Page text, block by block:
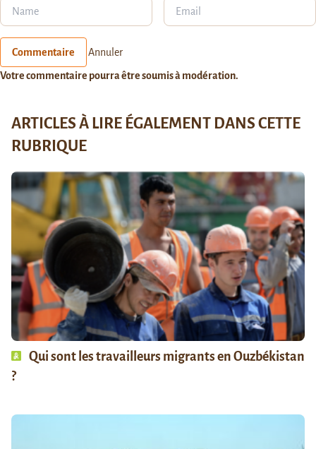
Commentaire Annuler
Votre commentaire pourra être soumis à modération.
ARTICLES À LIRE ÉGALEMENT DANS CETTE
RUBRIQUE
Qui sont les travailleurs migrants en Ouzbékistan
?